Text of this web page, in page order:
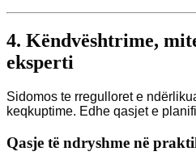
4. Këndvështrime,
eksperti
Sidomos te rregulloret e
keqkuptime. Edhe qasjet e
Qasje të ndryshme në